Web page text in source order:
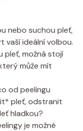
nebo suchou pleť,
vaší ideální volbou.
pleť, možná stojí
může mít
od peelingu
pleť, odstranit
hladkou?
je možné